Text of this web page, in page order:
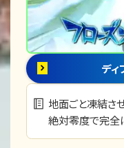
ディ
地面ごと凍結さ
絶対零度で完全